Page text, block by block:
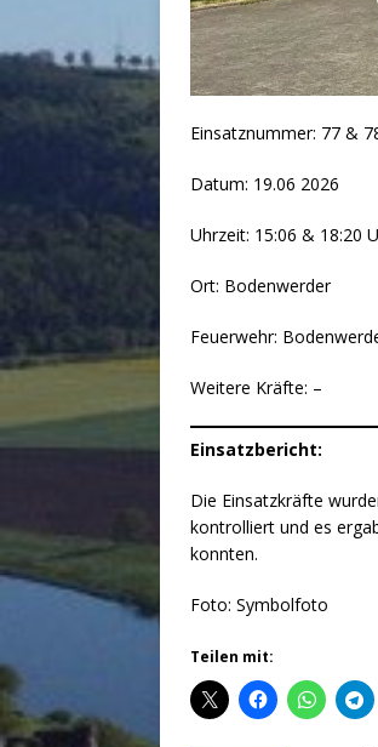
Einsatznummer: 77 &
Datum: 19.06 2026
Uhrzeit: 15:06 & 18:20
Ort: Bodenwerder
Feuerwehr:
Weitere Kräfte: –
Einsatzbericht:
Die Einsatzkräfte
kontrolliert und es
konnten.
Foto: Symbolfoto
Teilen mit: